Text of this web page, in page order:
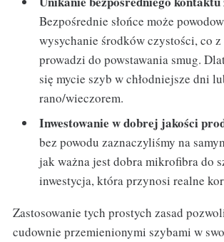
Bezpośrednie słońce może
wysychanie środków czystości, co
prowadzi do powstawania smug.
się mycie szyb w chłodniejsze dni
rano/wieczorem.
Inwestowanie w dobrej jakości
bez powodu zaznaczyliśmy na
jak ważna jest dobra mikrofibra do
inwestycja, która przynosi realne
Zastosowanie tych prostych zasad
cudownie przemienionymi szybami w